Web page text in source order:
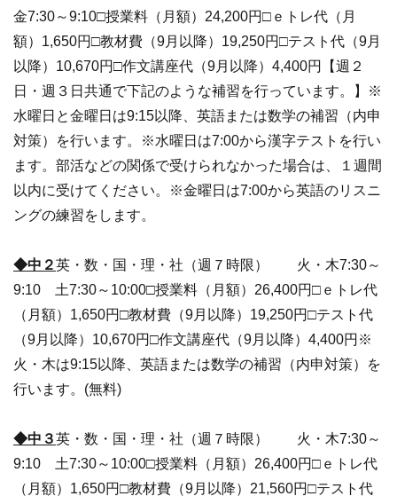
金7:30～9:10□授業料（月額）24,200円□ｅトレ代（月
額）1,650円□教材費（9月以降）19,250円□テスト代（9月
以降）10,670円□作文講座代（9月以降）4,400円【週２
日・週３日共通で下記のような補習を行っています。】※
水曜日と金曜日は9:15以降、英語または数学の補習（内申
対策）を行います。※水曜日は7:00から漢字テストを行い
ます。部活などの関係で受けられなかった場合は、１週間
以内に受けてください。※金曜日は7:00から英語のリスニ
ングの練習をします。
◆中２英・数・国・理・社（週７時限） 火・木7:30～
9:10 土7:30～10:00□授業料（月額）26,400円□ｅトレ代
（月額）1,650円□教材費（9月以降）19,250円□テスト代
（9月以降）10,670円□作文講座代（9月以降）4,400円※
火・木は9:15以降、英語または数学の補習（内申対策）を
行います。(無料)
◆中３英・数・国・理・社（週７時限） 火・木7:30～
9:10 土7:30～10:00□授業料（月額）26,400円□ｅトレ代
（月額）1,650円□教材費（9月以降）21,560円□テスト代